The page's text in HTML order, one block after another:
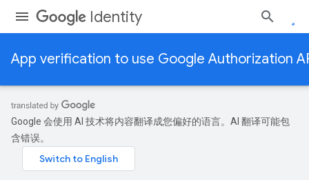
Identity
App verification to use Google Authorization
Google 会使用 AI 技术将内容翻译成您偏好的语言。AI 翻译可能包
含错误。